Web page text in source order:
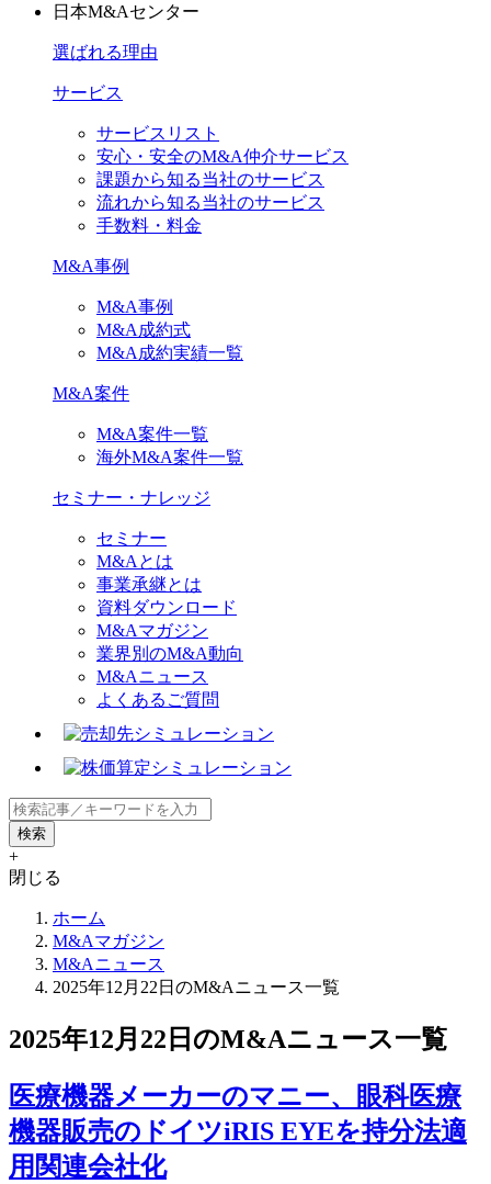
日本M&Aセンター
選ばれる理由
サービス
サービスリスト
安心・安全のM&A仲介サービス
課題から知る当社のサービス
流れから知る当社のサービス
手数料・料金
M&A事例
M&A事例
M&A成約式
M&A成約実績一覧
M&A案件
M&A案件一覧
海外M&A案件一覧
セミナー・ナレッジ
セミナー
M&Aとは
事業承継とは
資料ダウンロード
M&Aマガジン
業界別のM&A動向
M&Aニュース
よくあるご質問
+
閉じる
ホーム
M&Aマガジン
M&Aニュース
2025年12月22日のM&Aニュース一覧
2025年12月22日のM&Aニュース一覧
医療機器メーカーのマニー、眼科医療
機器販売のドイツiRIS EYEを持分法適
用関連会社化